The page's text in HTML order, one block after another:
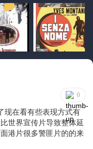
0
现在看有些表现方式有
世界宣传片导致整体延
港片很多警匪片的的来